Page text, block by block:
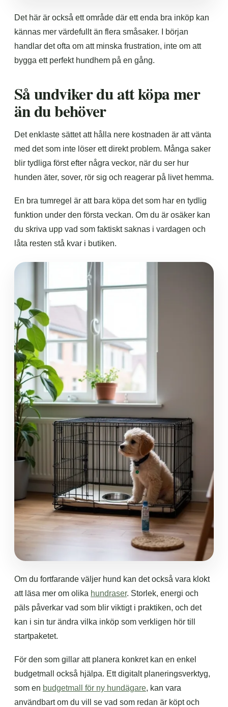
Det här är också ett område där ett enda bra inköp kan
kännas mer värdefullt än flera småsaker. I början
handlar det ofta om att minska frustration, inte om att
bygga ett perfekt hundhem på en gång.
Så undviker du att köpa mer
än du behöver
Det enklaste sättet att hålla nere kostnaden är att vänta
med det som inte löser ett direkt problem. Många saker
blir tydliga först efter några veckor, när du ser hur
hunden äter, sover, rör sig och reagerar på livet hemma.
En bra tumregel är att bara köpa det som har en tydlig
funktion under den första veckan. Om du är osäker kan
du skriva upp vad som faktiskt saknas i vardagen och
låta resten stå kvar i butiken.
Om du fortfarande väljer hund kan det också vara klokt
att läsa mer om olika hundraser. Storlek, energi och
päls påverkar vad som blir viktigt i praktiken, och det
kan i sin tur ändra vilka inköp som verkligen hör till
startpaketet.
För den som gillar att planera konkret kan en enkel
budgetmall också hjälpa. Ett digitalt planeringsverktyg,
som en budgetmall för ny hundägare, kan vara
användbart om du vill se vad som redan är köpt och